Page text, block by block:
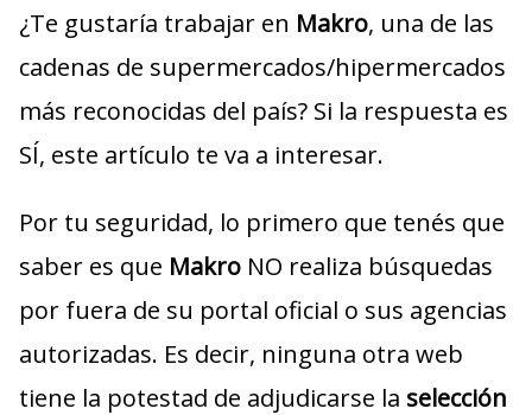
¿Te gustaría trabajar en Makro, una de las
cadenas de supermercados/hipermercados
más reconocidas del país? Si la respuesta es
SÍ, este artículo te va a interesar.
Por tu seguridad, lo primero que tenés que
saber es que Makro NO realiza búsquedas
por fuera de su portal oficial o sus agencias
autorizadas. Es decir, ninguna otra web
tiene la potestad de adjudicarse la selección